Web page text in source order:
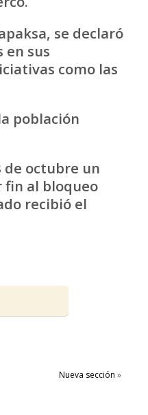
se declaró
en sus
como las
población
de octubre un
fin al bloqueo
recibió el
Nueva sección »